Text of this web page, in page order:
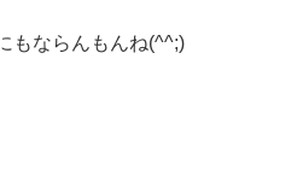
もならんもんね(^^;)